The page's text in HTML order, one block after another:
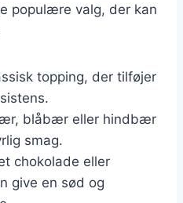
populære valg, der kan
topping, der tilføjer
blåbær eller hindbær
smag.
chokolade eller
give en sød og